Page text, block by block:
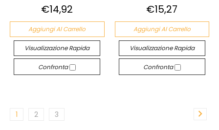
€14,92
Aggiungi Al Carrello
Visualizzazione Rapida
Confronta
€15,27
Aggiungi Al Carrello
Visualizzazione Rapida
Confronta
1 2 3